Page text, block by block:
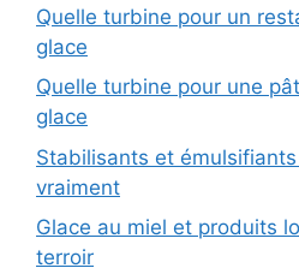
Quelle turbine pour un
glace
Quelle turbine pour une
glace
Stabilisants et
vraiment
Glace au miel et produits
terroir